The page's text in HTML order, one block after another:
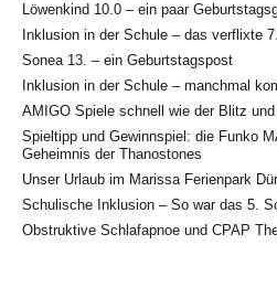
Löwenkind 10.0 – ein paar
Inklusion in der Schule – das verflixte
Sonea 13. – ein Geburtstagspost
Inklusion in der Schule – manchmal
AMIGO Spiele schnell wie der Blitz
Spieltipp und Gewinnspiel: die Funko
Geheimnis der Thanostones
Unser Urlaub im Marissa Ferienpark
Schulische Inklusion – So war das 5.
Obstruktive Schlafapnoe und CPAP